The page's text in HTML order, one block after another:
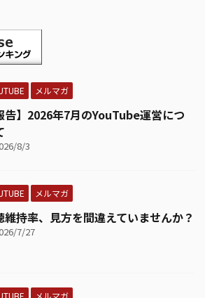
メルマガ
告】2026年7月のYouTube運営につ
8/3
メルマガ
維持率、見方を間違えていませんか？
7/27